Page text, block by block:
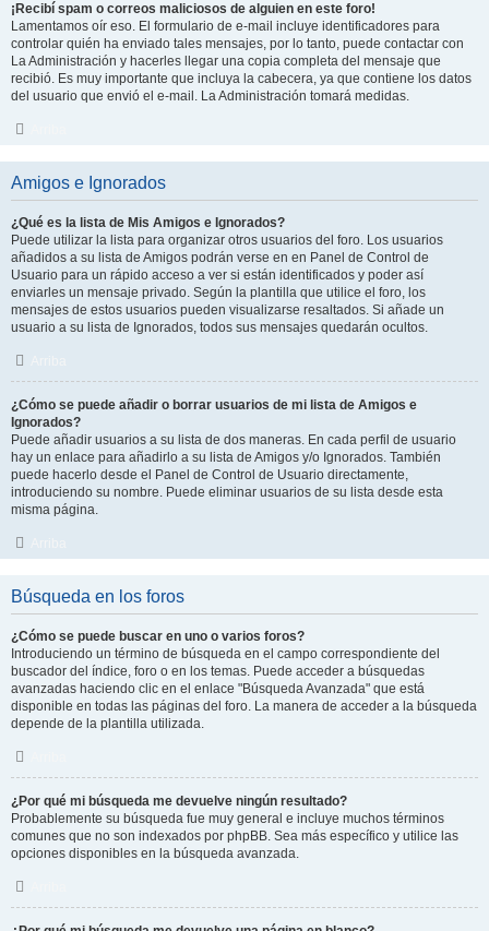
¡Recibí spam o correos maliciosos de alguien en este foro!
Lamentamos oír eso. El formulario de e-mail incluye identificadores para
controlar quién ha enviado tales mensajes, por lo tanto, puede contactar con
La Administración y hacerles llegar una copia completa del mensaje que
recibió. Es muy importante que incluya la cabecera, ya que contiene los datos
del usuario que envió el e-mail. La Administración tomará medidas.
Amigos e Ignorados
¿Qué es la lista de Mis Amigos e Ignorados?
Puede utilizar la lista para organizar otros usuarios del foro. Los usuarios
añadidos a su lista de Amigos podrán verse en en Panel de Control de
Usuario para un rápido acceso a ver si están identificados y poder así
enviarles un mensaje privado. Según la plantilla que utilice el foro, los
mensajes de estos usuarios pueden visualizarse resaltados. Si añade un
usuario a su lista de Ignorados, todos sus mensajes quedarán ocultos.
¿Cómo se puede añadir o borrar usuarios de mi lista de Amigos e
Ignorados?
Puede añadir usuarios a su lista de dos maneras. En cada perfil de usuario
hay un enlace para añadirlo a su lista de Amigos y/o Ignorados. También
puede hacerlo desde el Panel de Control de Usuario directamente,
introduciendo su nombre. Puede eliminar usuarios de su lista desde esta
misma página.
Búsqueda en los foros
¿Cómo se puede buscar en uno o varios foros?
Introduciendo un término de búsqueda en el campo correspondiente del
buscador del índice, foro o en los temas. Puede acceder a búsquedas
avanzadas haciendo clic en el enlace "Búsqueda Avanzada" que está
disponible en todas las páginas del foro. La manera de acceder a la búsqueda
depende de la plantilla utilizada.
¿Por qué mi búsqueda me devuelve ningún resultado?
Probablemente su búsqueda fue muy general e incluye muchos términos
comunes que no son indexados por phpBB. Sea más específico y utilice las
opciones disponibles en la búsqueda avanzada.